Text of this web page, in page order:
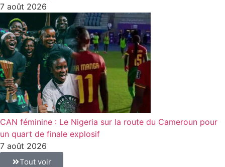
7 août 2026
CAN féminine : Le Nigeria sur la route du Cameroun pour
un quart de finale explosif
7 août 2026
Tout voir